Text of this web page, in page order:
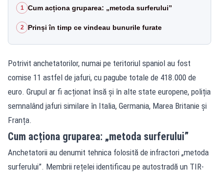
1 Cum acționa gruparea: „metoda surferului”
2 Prinși în timp ce vindeau bunurile furate
Potrivit anchetatorilor, numai pe teritoriul spaniol au fost
comise 11 astfel de jafuri, cu pagube totale de 418.000 de
euro. Grupul ar fi acționat însă și în alte state europene, poliția
semnalând jafuri similare în Italia, Germania, Marea Britanie și
Franța.
Cum acționa gruparea: „metoda surferului”
Anchetatorii au denumit tehnica folosită de infractori „metoda
surferului”. Membrii rețelei identificau pe autostradă un TIR-